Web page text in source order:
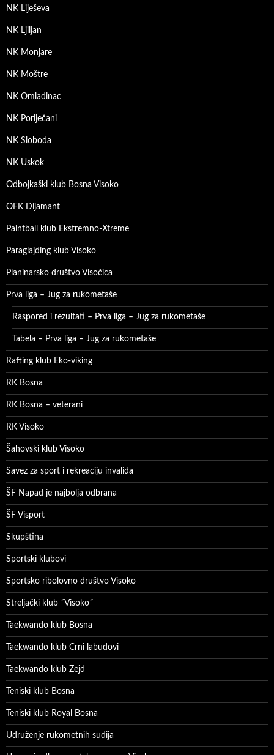
NK Liješeva
NK Ljiljan
NK Monjare
NK Moštre
NK Omladinac
NK Poriječani
NK Sloboda
NK Uskok
Odbojkaški klub Bosna Visoko
OFK Dijamant
Paintball klub Ekstremno-Xtreme
Paraglajding klub Visoko
Planinarsko društvo Visočica
Prva liga – Jug za rukometaše
Raspored i rezultati – Prva liga – Jug za rukometaše
Tabela – Prva liga – Jug za rukometaše
Rafting klub Eko-viking
RK Bosna
RK Bosna – veterani
RK Visoko
Šahovski klub Visoko
Savez za sport i rekreaciju invalida
ŠF Napad je najbolja odbrana
ŠF Visport
Skupština
Sportski klubovi
Sportsko ribolovno društvo Visoko
Streljački klub ˝Visoko˝
Taekwando klub Bosna
Taekwando klub Crni labudovi
Taekwando klub Zejd
Teniski klub Bosna
Teniski klub Royal Bosna
Udruženje rukometnih sudija